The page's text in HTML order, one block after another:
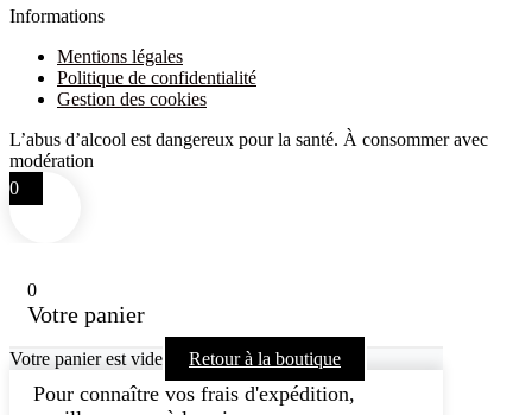
Informations
Mentions légales
Politique de confidentialité
Gestion des cookies
L’abus d’alcool est dangereux pour la santé. À consommer avec
modération
0
0
Votre panier
Votre panier est vide Retour à la boutique
Pour connaître vos frais d'expédition,